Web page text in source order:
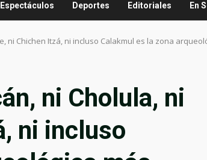
Espectáculos Deportes Editoriales En
ni Chichen Itzá, ni incluso Calakmul es la zona
ni Cholula, ni
ni incluso